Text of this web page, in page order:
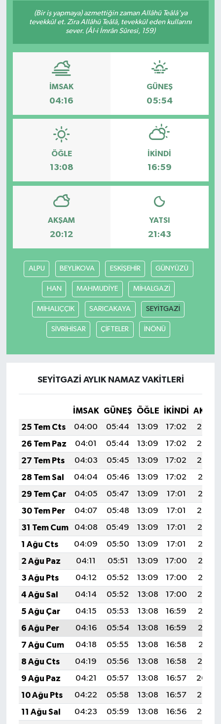
(Bir iş yapmaya) azmettiğin zaman Allâhü Teâlâ'ya
tevekkül et. Zira Allâhü Teâlâ, tevekkül eden kullarını
sever. (Âl-i İmrân Sûresi, 159)
İMSAK
04:16
GÜNEŞ
05:54
ÖĞLE
13:08
İKINDI
16:59
AKŞAM
20:12
YATSI
21:43
ALPU BEYLİKOVA ESKİŞEHİR GÜNYÜZÜ
HAN MAHMUDİYE MİHALGAZİ
MİHALIÇÇIK SARICAKAYA SEYİTGAZİ
SİVRİHİSAR ÇİFTELER İNÖNÜ
SEYİTGAZİ AYLIK NAMAZ VAKITLERI
İMSAK GÜNEŞ ÖĞLE İKINDI
25 Tem Cts
04:00 05:44 13:09 17:02
20:24
26 Tem Paz
04:01 05:44 13:09 17:02
20:23
27 Tem Pts
04:03 05:45 13:09 17:02
20:22
28 Tem Sal
04:04 05:46 13:09 17:02
20:21
29 Tem Çar
04:05 05:47 13:09 17:01
20:21
30 Tem Per
04:07 05:48 13:09 17:01
20:20
31 Tem Cum
04:08 05:49 13:09 17:01
20:19
1 Ağu Cts
04:09 05:50 13:09 17:01
20:18
2 Ağu Paz
04:11 05:51 13:09 17:00
20:17
3 Ağu Pts
04:12 05:52 13:09 17:00
20:16
4 Ağu Sal
04:14 05:52 13:08 17:00
20:14
5 Ağu Çar
04:15 05:53 13:08 16:59
20:13
6 Ağu Per
04:16 05:54 13:08 16:59
20:12
7 Ağu Cum
04:18 05:55 13:08 16:58
20:11
8 Ağu Cts
04:19 05:56 13:08 16:58
20:10
9 Ağu Paz
04:21 05:57 13:08 16:57
20:09
10 Ağu Pts
04:22 05:58 13:08 16:57
20:08
11 Ağu Sal
04:23 05:59 13:08 16:56
20:06
Siyaset
Spor
Vefat Edenler
Yaşam